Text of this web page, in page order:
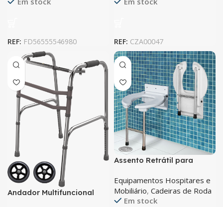
REF: FD56555546980 REF: CZA00047
Andador Multifuncional
Assento Retrátil para
CARCI
Equipamentos Hospitares e
Mobiliário, Cadeiras de Roda
Em stock